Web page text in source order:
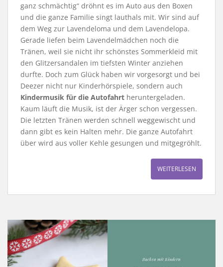
ganz schmächtig“ dröhnt es im Auto aus den Boxen
und die ganze Familie singt lauthals mit. Wir sind auf
dem Weg zur Lavendeloma und dem Lavendelopa.
Gerade liefen beim Lavendelmädchen noch die
Tränen, weil sie nicht ihr schönstes Sommerkleid mit
den Glitzersandalen im tiefsten Winter anziehen
durfte. Doch zum Glück haben wir vorgesorgt und bei
Deezer nicht nur Kinderhörspiele, sondern auch
Kindermusik für die Autofahrt heruntergeladen.
Kaum läuft die Musik, ist der Ärger schon vergessen.
Die letzten Tränen werden schnell weggewischt und
dann gibt es kein Halten mehr. Die ganze Autofahrt
über wird aus voller Kehle gesungen und mitgegröhlt.
WEITERLESEN